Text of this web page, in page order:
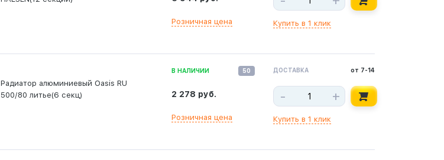
Розничная цена Купить в 1 клик
Радиатор алюминиевый Oasis RU
500/80 литье(6 секц)
В НАЛИЧИИ 50
2 278 руб.
Розничная цена
ДОСТАВКА от 7-14
- +
Купить в 1 клик